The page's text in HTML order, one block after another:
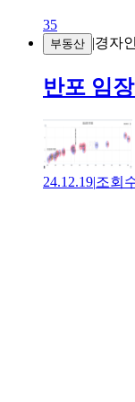
35
부동산 |경자인
반포 임
24.12.19|조회